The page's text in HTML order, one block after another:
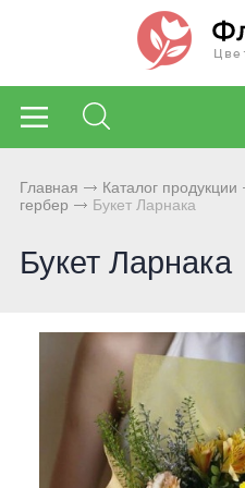
Главная Каталог продукции
гербер
Букет Ларнака
Букет Ларнака